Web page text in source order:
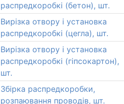
распредкоробкі (бетон), шт.
Вирізка отвору і установка
распредкоробкі (цегла), шт.
Вирізка отвору і установка
распредкоробкі (гіпсокартон),
шт.
Збірка распредкоробки,
розпаювання проводів, шт.